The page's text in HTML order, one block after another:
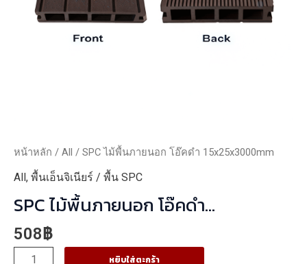
หน้าหลัก / All / SPC ไม้พื้นภายนอก โอ๊คดำ 15x25x3000mm
All, พื้นเอ็นจิเนียร์ / พื้น SPC
SPC ไม้พื้นภายนอก โอ๊คดำ
15x25x3000mm
508฿
จำนวน
หยิบใส่ตะกร้า